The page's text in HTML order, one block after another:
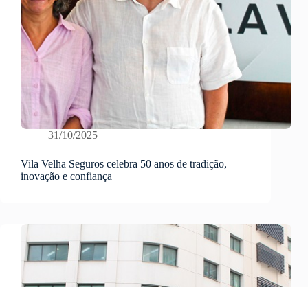
31/10/2025
Vila Velha Seguros celebra 50 anos de tradição,
inovação e confiança